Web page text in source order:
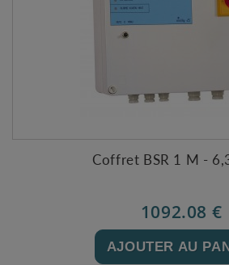
Coffret BSR 1 M -
1092.08 €
AJOUTER AU